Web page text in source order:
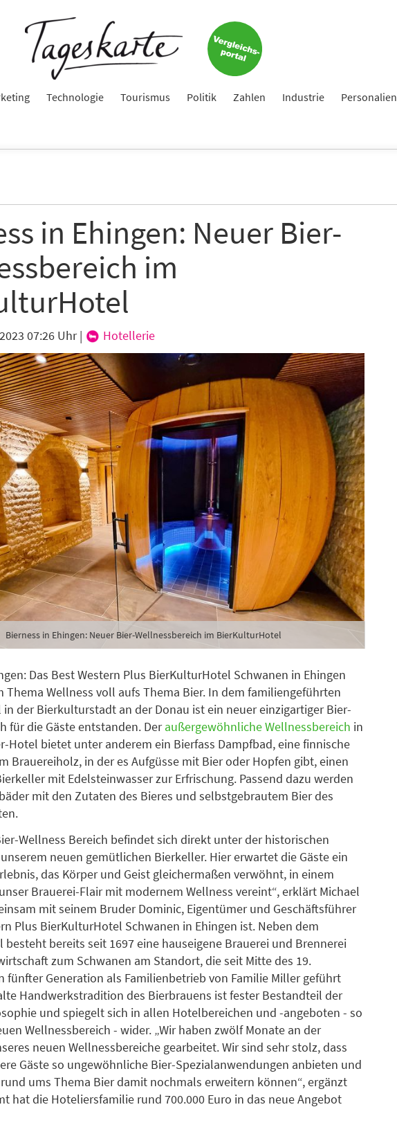
Technologie Tourismus Politik Zahlen Industrie Personalien
in Ehingen: Neuer Bier-
im
07:26 Uhr| Hotellerie
Bierness in Ehingen: Neuer Bier-Wellnessbereich im BierKulturHotel
Das Best Western Plus BierKulturHotel Schwanen in Ehingen
Thema Wellness voll aufs Thema Bier. In dem familiengeführten
der Bierkulturstadt an der Donau ist ein neuer einzigartiger Bier-
für die Gäste entstanden. Deraußergewöhnliche Wellnessbereich in
Hotel bietet unter anderem ein Bierfass Dampfbad, eine finnische
Brauereiholz, in der es Aufgüsse mit Bier oder Hopfen gibt, einen
mit Edelsteinwasser zur Erfrischung. Passend dazu werden
mit den Zutaten des Bieres und selbstgebrautem Bier des
Wellness Bereich befindet sich direkt unter der historischen
neuen gemütlichen Bierkeller. Hier erwartet die Gäste ein
das Körper und Geist gleichermaßen verwöhnt, in einem
Brauerei-Flair mit modernem Wellness vereint“, erklärt Michael
mit seinem Bruder Dominic, Eigentümer und Geschäftsführer
Plus BierKulturHotel Schwanen in Ehingen ist. Neben dem
bereits seit 1697 eine hauseigene Brauerei und Brennerei
zum Schwanen am Standort, die seit Mitte des 19.
fünfter Generation als Familienbetrieb von Familie Miller geführt
Handwerkstradition des Bierbrauens ist fester Bestandteil der
und spiegelt sich in allen Hotelbereichen und -angeboten - so
Wellnessbereich - wider. „Wir haben zwölf Monate an der
neuen Wellnessbereiche gearbeitet. Wir sind sehr stolz, dass
Gäste so ungewöhnliche Bier-Spezialanwendungen anbieten und
ums Thema Bier damit nochmals erweitern können“, ergänzt
hat die Hoteliersfamilie rund 700.000 Euro in das neue Angebot